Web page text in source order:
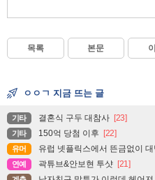
목록 본문
ㅇㅇㄱ 지금 뜨는 글
기타 결혼식 구두 대참사 [23]
기타 150억 당첨 이후 [22]
유머 유럽 넷플릭스에서 뜬금없이
연예 곽튜브&안보현 투샷 [21]